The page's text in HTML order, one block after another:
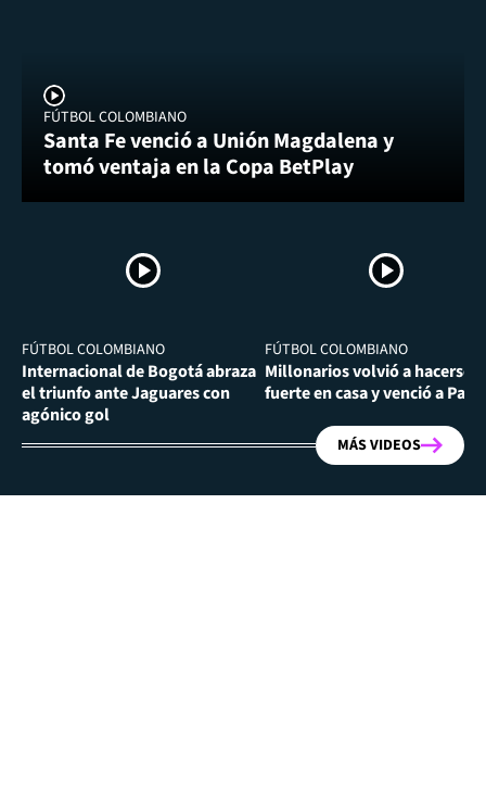
FÚTBOL COLOMBIANO
Santa Fe venció a Unión Magdalena y
tomó ventaja en la Copa BetPlay
FÚTBOL COLOMBIANO
Internacional de Bogotá abraza
el triunfo ante Jaguares con
agónico gol
FÚTBOL COLOMBIANO
Millonarios volvió a hacerse
fuerte en casa y venció a
MÁS VIDEOS